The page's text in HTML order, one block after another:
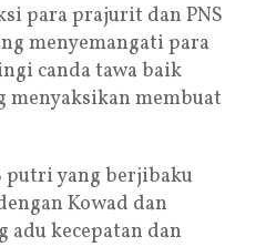
para prajurit dan PNS
menyemangati para
canda tawa baik
menyaksikan membuat
putri yang berjibaku
Kowad dan
adu kecepatan dan